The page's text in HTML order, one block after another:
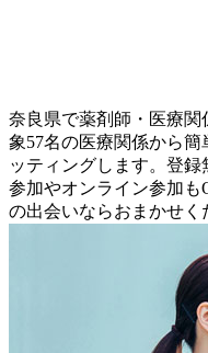
奈良県で薬剤師・医療
象57名の医療関係から
ッティングします。登
参加やオンライン参加も
の出会いならおまかせく